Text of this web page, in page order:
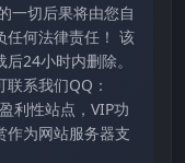
一切后果将由您自
任何法律责任！ 该
24小时内删除。
系我们QQ：
利性站点，VIP功
作为网站服务器支